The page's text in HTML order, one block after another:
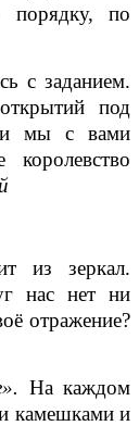
порядку, по
с заданием.
под
мы с вами
из зеркал.
нас нет ни
отражение?
На каждом
камешками и